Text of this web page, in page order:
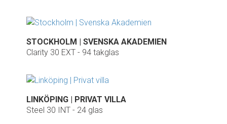
STOCKHOLM | SVENSKA AKADEMIEN
Clarity 30 EXT - 94 takglas
LINKÖPING | PRIVAT VILLA
Steel 30 INT - 24 glas